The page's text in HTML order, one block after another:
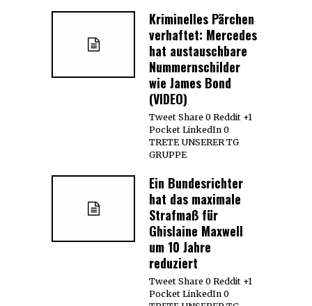
Kriminelles Pärchen
verhaftet: Mercedes
hat austauschbare
Nummernschilder
wie James Bond
(VIDEO)
Tweet Share 0 Reddit +1
Pocket LinkedIn 0
TRETE UNSERER TG
GRUPPE
Ein Bundesrichter
hat das maximale
Strafmaß für
Ghislaine Maxwell
um 10 Jahre
reduziert
Tweet Share 0 Reddit +1
Pocket LinkedIn 0